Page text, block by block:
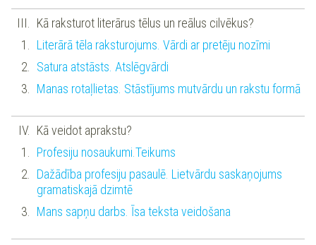
Kā raksturot literārus tēlus un reālus cilvēkus?
Literārā tēla raksturojums. Vārdi ar pretēju nozīmi
Satura atstāsts. Atslēgvārdi
Manas rotaļlietas. Stāstījums mutvārdu un rakstu formā
Kā veidot aprakstu?
Profesiju nosaukumi.Teikums
Dažādība profesiju pasaulē. Lietvārdu saskaņojums
gramatiskajā dzimtē
Mans sapņu darbs. Īsa teksta veidošana